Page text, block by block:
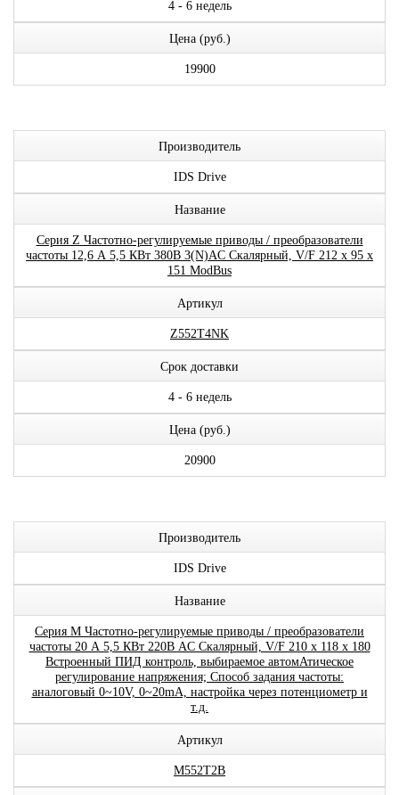
4 - 6 недель
Цена (руб.)
19900
Производитель
IDS Drive
Название
Серия Z Частотно-регулируемые приводы / преобразователи
частоты 12,6 А 5,5 КВт 380В 3(N)AC Скалярный, V/F 212 x 95 x
151 ModBus
Артикул
Z552T4NK
Срок доставки
4 - 6 недель
Цена (руб.)
20900
Производитель
IDS Drive
Название
Серия M Частотно-регулируемые приводы / преобразователи
частоты 20 А 5,5 КВт 220В AC Скалярный, V/F 210 x 118 x 180
Встроенный ПИД контроль, выбираемое автомАтическое
регулирование напряжения; Способ задания частоты:
аналоговый 0~10V, 0~20mA, настройка через потенциометр и
т.д.
Артикул
M552T2B